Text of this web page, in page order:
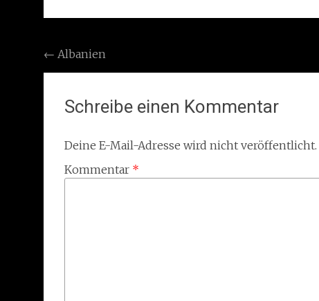
Post
navigation
← Albanien
Schreibe einen Kommentar
Deine E-Mail-Adresse wird nicht veröffentlicht.
Kommentar *